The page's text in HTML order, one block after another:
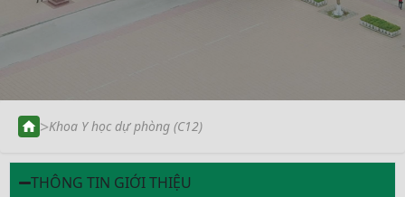
>Khoa Y học dự phòng (C12)
THÔNG TIN GIỚI THIỆU